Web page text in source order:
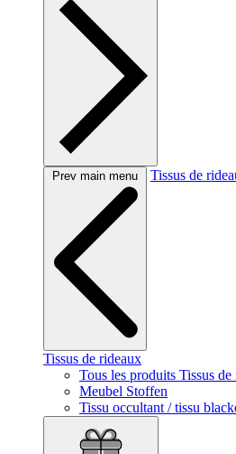
Prev main menu Tissus de
Tissus de rideaux
Tous les produits Tissus de
Meubel Stoffen
Tissu occultant / tissu